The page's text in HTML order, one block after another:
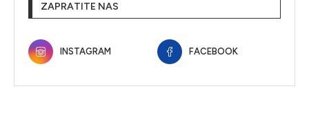
ZAPRATITE NAS
INSTAGRAM FACEBOOK